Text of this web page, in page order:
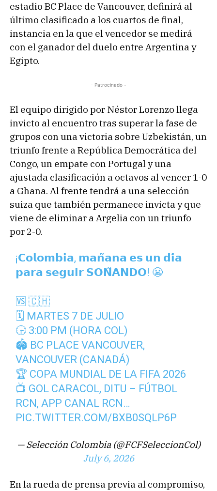
estadio BC Place de Vancouver, definirá al
último clasificado a los cuartos de final,
instancia en la que el vencedor se medirá
con el ganador del duelo entre Argentina y
Egipto.
- Patrocinado -
El equipo dirigido por Néstor Lorenzo llega
invicto al encuentro tras superar la fase de
grupos con una victoria sobre Uzbekistán, un
triunfo frente a República Democrática del
Congo, un empate con Portugal y una
ajustada clasificación a octavos al vencer 1-0
a Ghana. Al frente tendrá a una selección
suiza que también permanece invicta y que
viene de eliminar a Argelia con un triunfo
por 2-0.
¡𝗖𝗼𝗹𝗼𝗺𝗯𝗶𝗮, 𝗺𝗮𝗻̃𝗮𝗻𝗮 𝗲𝘀 𝘂𝗻 𝗱𝗶́𝗮
𝗽𝗮𝗿𝗮 𝘀𝗲𝗴𝘂𝗶𝗿 𝗦𝗢𝗡̃𝗔𝗡𝗗𝗢! 😬
🆚 🇨🇭
🗓 MARTES 7 DE JULIO
🕞 3:00 PM (HORA COL)
🏟 BC PLACE VANCOUVER,
VANCOUVER (CANADÁ)
🏆 COPA MUNDIAL DE LA FIFA 2026
📺 GOL CARACOL, DITU – FÚTBOL
RCN, APP CANAL RCN…
PIC.TWITTER.COM/BXB0SQLP6P
— Selección Colombia (@FCFSeleccionCol)
July 6, 2026
En la rueda de prensa previa al compromiso,